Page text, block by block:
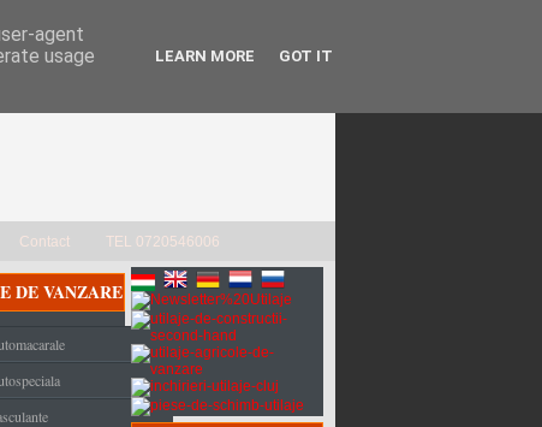
Contact TEL 0720546006
DE VANZARE
agent
usage
LEARN MORE GOT IT